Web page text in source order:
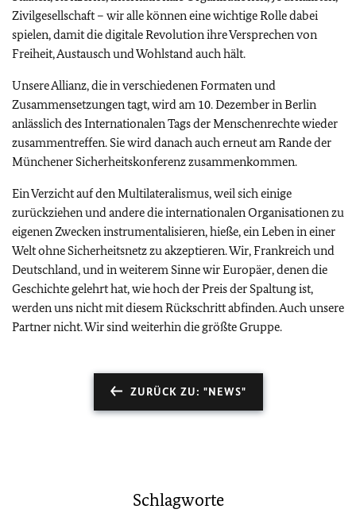
Zivilgesellschaft – wir alle können eine wichtige Rolle dabei
spielen, damit die digitale Revolution ihre Versprechen von
Freiheit, Austausch und Wohlstand auch hält.
Unsere Allianz, die in verschiedenen Formaten und
Zusammensetzungen tagt, wird am 10. Dezember in Berlin
anlässlich des Internationalen Tags der Menschenrechte wieder
zusammentreffen. Sie wird danach auch erneut am Rande der
Münchener Sicherheitskonferenz zusammenkommen.
Ein Verzicht auf den Multilateralismus, weil sich einige
zurückziehen und andere die internationalen Organisationen zu
eigenen Zwecken instrumentalisieren, hieße, ein Leben in einer
Welt ohne Sicherheitsnetz zu akzeptieren. Wir, Frankreich und
Deutschland, und in weiterem Sinne wir Europäer, denen die
Geschichte gelehrt hat, wie hoch der Preis der Spaltung ist,
werden uns nicht mit diesem Rückschritt abfinden. Auch unsere
Partner nicht. Wir sind weiterhin die größte Gruppe.
ZURÜCK ZU: "NEWS"
Schlagworte